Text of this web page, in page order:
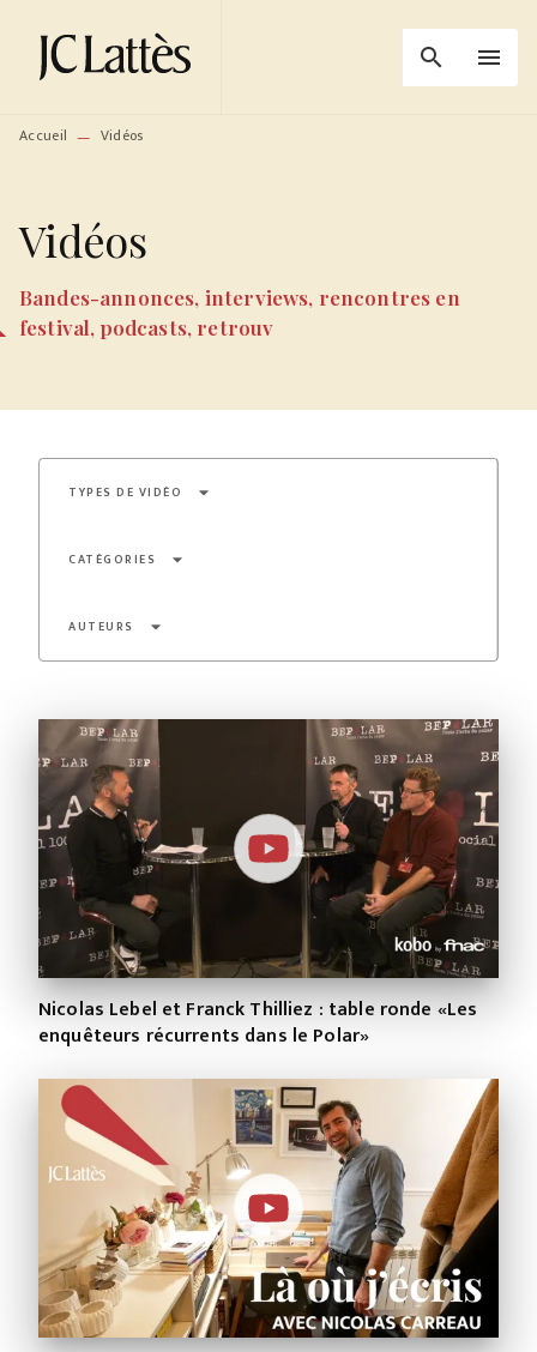
MENU RECHERCHE
PIED DE PAGE
search menu
Accueil — Vidéos
Vidéos
Bandes-annonces, interviews, rencontres en
festival, podcasts, retrouv
TYPES DE VIDÉO arrow_drop_down
CATÉGORIES arrow_drop_down
AUTEURS arrow_drop_down
Nicolas Lebel et Franck Thilliez : table ronde «Les
enquêteurs récurrents dans le Polar»